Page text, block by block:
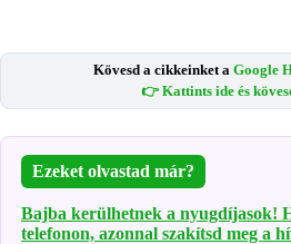
Kövesd a cikkeinket a Google
👉 Kattints ide és
Ezeket olvastad már?
Bajba kerülhetnek a nyugdíjasok!
telefonon, azonnal szakítsd meg a